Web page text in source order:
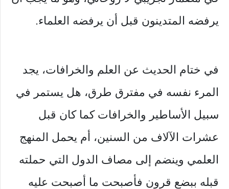
يرفضه المتدينون قبل أن يرفضه العلماء.
في ختام الحديث عن العلم والخرافات، يجد
المرء نفسه في مفترق طرق، هل يستمر في
سبيل الأساطير والخرافات كما كان قبل
عشرات الآلاف من السنين، أم يحمل المنهج
العلمي وينضم إلى مصاف الدول التي حملته
قبله ببضع قرون فأصبحت ما أصبحت عليه